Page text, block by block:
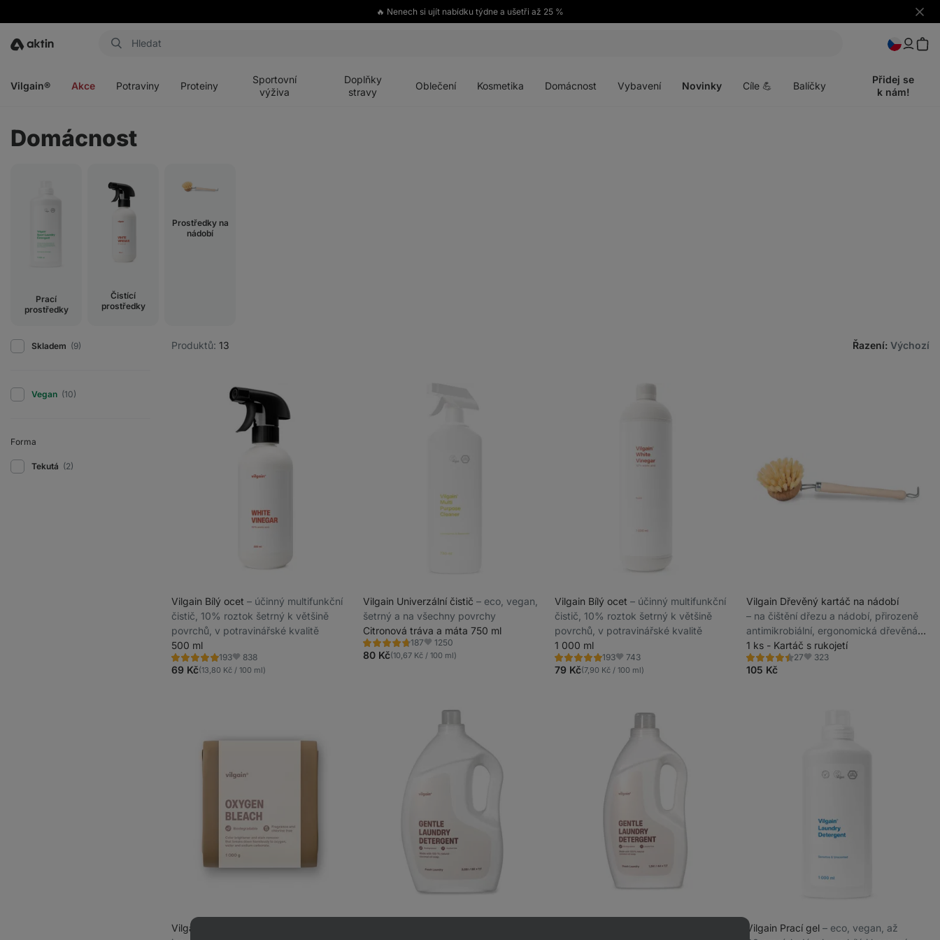
🔥 Nenech si ujít nabídku týdne a ušetři až 25 %
Skrýt
Aktin
Vilgain® Akce Potraviny Proteiny
Sportovní
výživa
Doplňky
stravy
Oblečení Kosmetika Domácnost Vybavení Novinky Cíle 💪 Balíčky
Přidej se
k nám!
Domácnost
Prací
prostředky
Čistící
prostředky
Prostředky na
nádobí
Produktů: 13 Řazení: Výchozí
Skladem (9)
Vegan (10)
Forma
Tekutá (2)
Vilgain Bílý ocet ⁠–⁠ účinný multifunkční
čistič, 10% roztok šetrný k většině
povrchů, v potravinářské kvalitě
500 ml
193
Hodnocení
4.9/5,
193
Oblíbené
838
69 Kč(13,80 Kč / 100 ml)
Vilgain Univerzální čistič ⁠–⁠ eco, vegan,
šetrný a na všechny povrchy
Citronová tráva a máta 750 ml
187
Hodnocení
4.7/5,
187
Oblíbené
1250
80 Kč(10,67 Kč / 100 ml)
Vilgain Bílý ocet ⁠–⁠ účinný multifunkční
čistič, 10% roztok šetrný k většině
povrchů, v potravinářské kvalitě
1 000 ml
193
Hodnocení
4.9/5,
193
Oblíbené
743
79 Kč(7,90 Kč / 100 ml)
Vilgain Dřevěný kartáč na nádobí
⁠–⁠ na čištění dřezu a nádobí, přirozeně
antimikrobiální, ergonomická dřevěná
rukojeť, odnímatelná hlavice
1 ks - Kartáč s rukojetí
27
Hodnocení
4.5/5,
27
Oblíbené
323
105 Kč
Vilgain Perkarbonát sodný Vilgain Prací gel ⁠–⁠ eco, vegan, až